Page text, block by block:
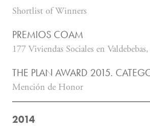
Shortlist of Winners
PREMIOS COAM
177 Viviendas Sociales en
THE PLAN AWARD 2015.
Mención de Honor
2014